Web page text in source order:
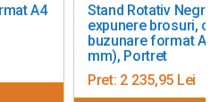
A4
Stand Rotativ
expunere brosuri,
buzunare format A4
mm), Portret
Pret: 2 235,95 Lei